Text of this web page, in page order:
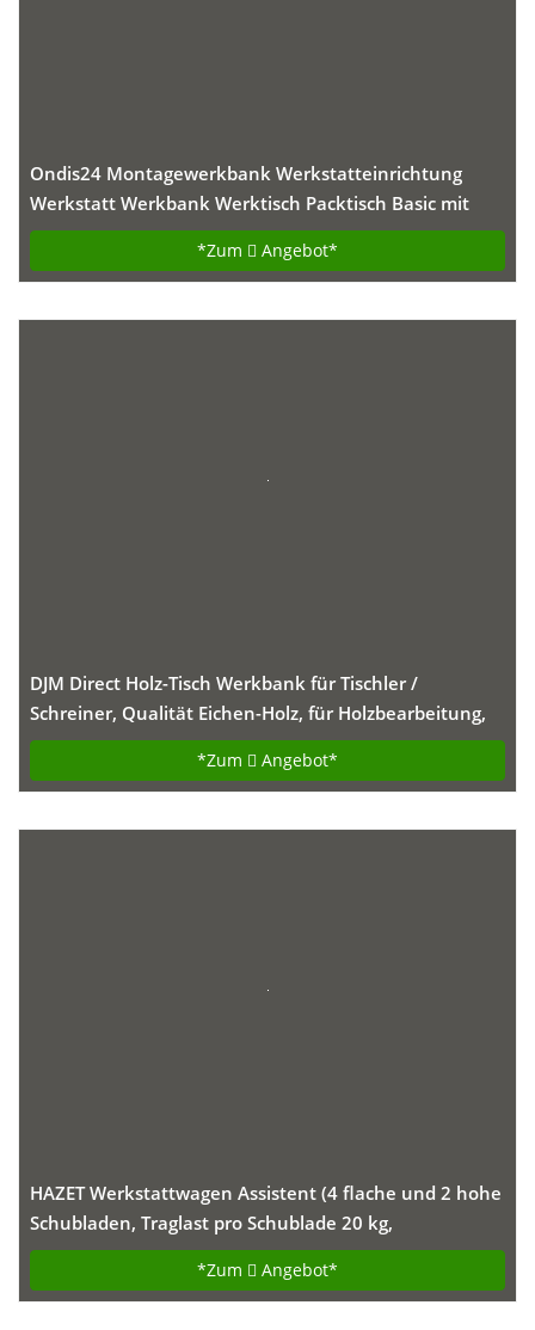
Ondis24 Montagewerkbank Werkstatteinrichtung
Werkstatt Werkbank Werktisch Packtisch Basic mit
höhenverstellbaren Füßen
*Zum Angebot*
DJM Direct Holz-Tisch Werkbank für Tischler /
Schreiner, Qualität Eichen-Holz, für Holzbearbeitung,
mit Schraubstöcken
*Zum Angebot*
HAZET Werkstattwagen Assistent (4 flache und 2 hohe
Schubladen, Traglast pro Schublade 20 kg,
Gesamttragkraft (statisch): 300kg) 177-6
*Zum Angebot*